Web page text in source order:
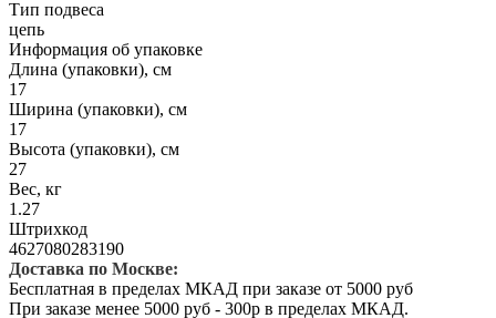
Тип подвеса
цепь
Информация об упаковке
Длина (упаковки), см
17
Ширина (упаковки), см
17
Высота (упаковки), см
27
Вес, кг
1.27
Штрихкод
4627080283190
Доставка по Москве:
Бесплатная в пределах МКАД при заказе от 5000 руб
При заказе менее 5000 руб - 300р в пределах МКАД.